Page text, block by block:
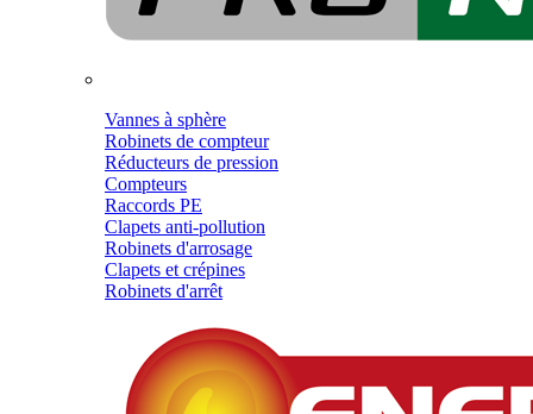
Vannes à sphère
Robinets de compteur
Réducteurs de pression
Compteurs
Raccords PE
Clapets anti-pollution
Robinets d'arrosage
Clapets et crépines
Robinets d'arrêt